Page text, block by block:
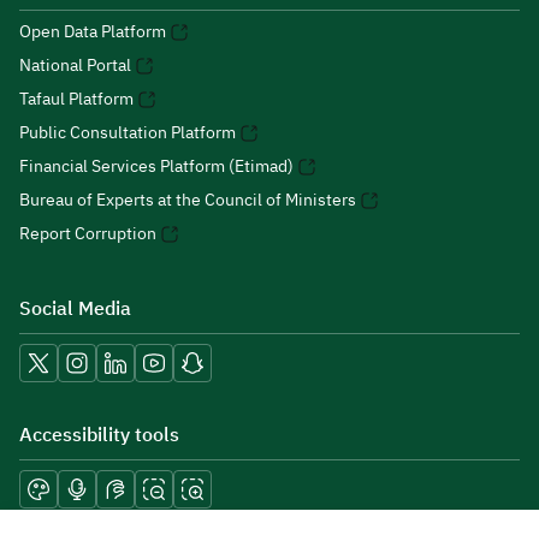
Open Data Platform
National Portal
Tafaul Platform
Public Consultation Platform
Financial Services Platform (Etimad)
Bureau of Experts at the Council of Ministers
Report Corruption
Social Media
Accessibility tools